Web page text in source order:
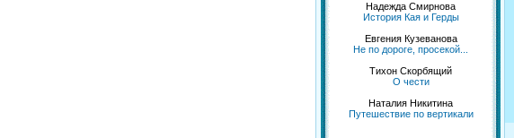
Надежда Смирнова
История Кая и Герды
Евгения Кузеванова
Не по дороге, просекой...
Тихон Скорбящий
О чести
Наталия Никитина
Путешествие по вертикали